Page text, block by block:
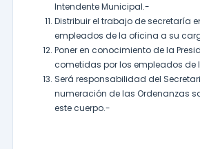
Intendente Municipal.-
Distribuir el trabajo de secretaría
empleados de la oficina a su
Poner en conocimiento de la
cometidas por los empleados de
Será responsabilidad del
numeración de las Ordenanzas
este cuerpo.-